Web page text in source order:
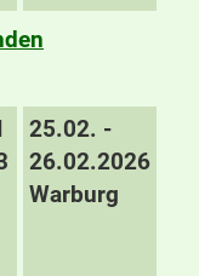
25.02. -
26.02.2026
Warburg